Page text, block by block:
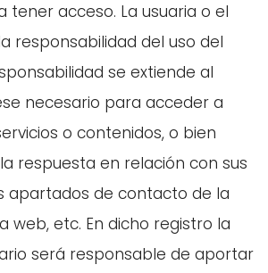
tener acceso. La usuaria o el
responsabilidad del uso del
se extiende al
necesario para acceder a
o contenidos, o bien
respuesta en relación con sus
apartados de contacto de la
web, etc. En dicho registro la
será responsable de aportar